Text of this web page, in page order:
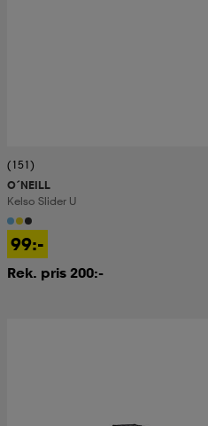
(151)
O´NEILL
Kelso Slider U
99:-
Rek. pris 200:-